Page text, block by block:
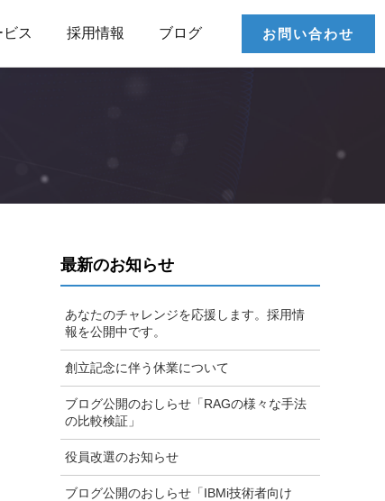
ス 採用情報 ブログ お問い合わせ
最新のお知らせ
あなたのチャレンジを応援します。採用情
報を公開中です。
創立記念に伴う休業について
ブログ公開のおしらせ「RAGの様々な手法
の比較検証」
役員改選のお知らせ
ブログ公開のおしらせ「IBMi技術者向け